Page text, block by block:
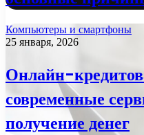
Компьютеры и смартфоны
25 января, 2026
Онлайн-
современные
получение денег